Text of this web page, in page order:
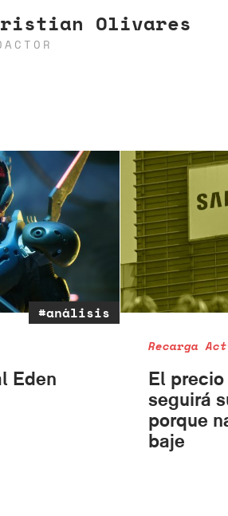
Olivares
#análisis
Eden
Recarga
El
seguirá
porque
baje